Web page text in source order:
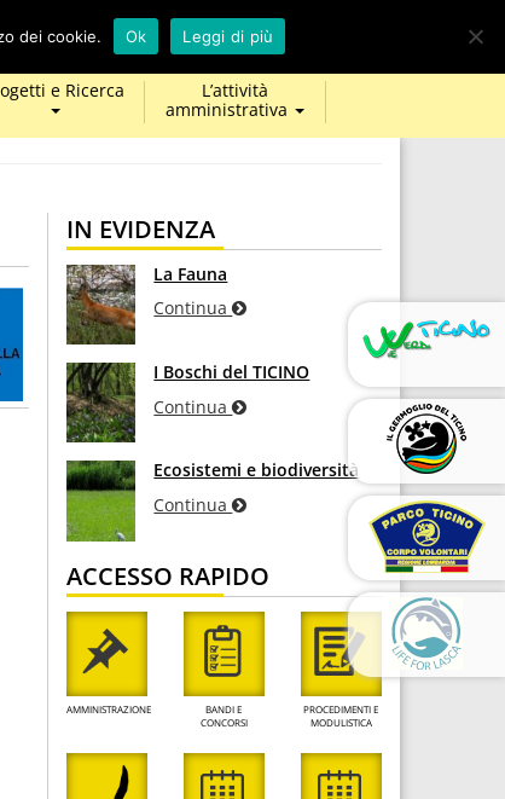
map-
marker
calendar
e Ricerca
L’attività
amministrativa
IN EVIDENZA
La Fauna
Continua
I Boschi del TICINO
Continua
Ecosistemi e biodiversità
Continua
ACCESSO RAPIDO
AMMINISTRAZIONE
BANDI E
CONCORSI
PROCEDIMENTI E
MODULISTICA
dei cookie. Ok Leggi di più